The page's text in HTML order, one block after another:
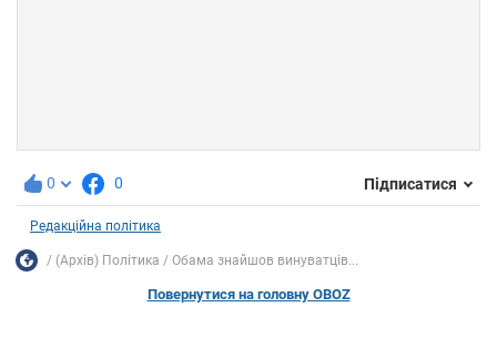
0 0 Підписатися
Редакційна політика
(Архів) Політика Обама знайшов винуватців...
Повернутися на головну OBOZ